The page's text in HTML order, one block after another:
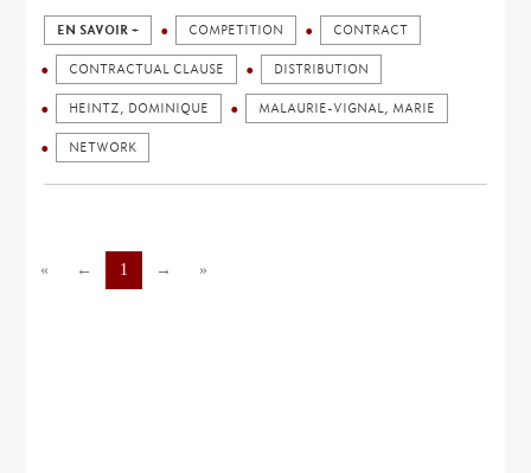
EN SAVOIR + COMPETITION CONTRACT
CONTRACTUAL CLAUSE DISTRIBUTION
HEINTZ, DOMINIQUE MALAURIE-VIGNAL, MARIE
NETWORK
« ← 1 → »